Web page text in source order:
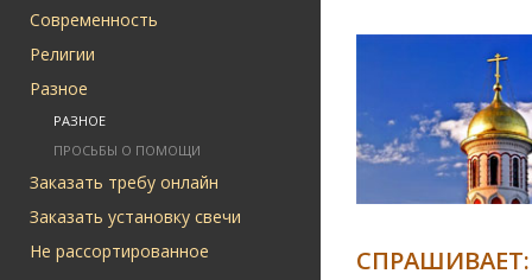
Современность
Религии
Разное
РАЗНОЕ
ПРОСЬБЫ О ПОМОЩИ
Заказать требу онлайн
Заказать установку свечи
Не рассортированное
СПРАШИВАЕТ: